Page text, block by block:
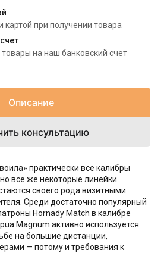
при получении товара
на наш банковский счет
Описание
консультацию
практически все калибры
все же некоторые линейки
своего рода визитными
Среди достаточно популярный
Hornady Match в калибре
Magnum активно используется
на большие дистанции,
— потому и требования к